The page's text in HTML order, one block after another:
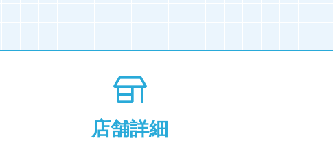
店舗詳細